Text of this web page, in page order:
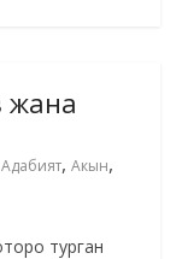
жана
Адабият,Акын,
турган